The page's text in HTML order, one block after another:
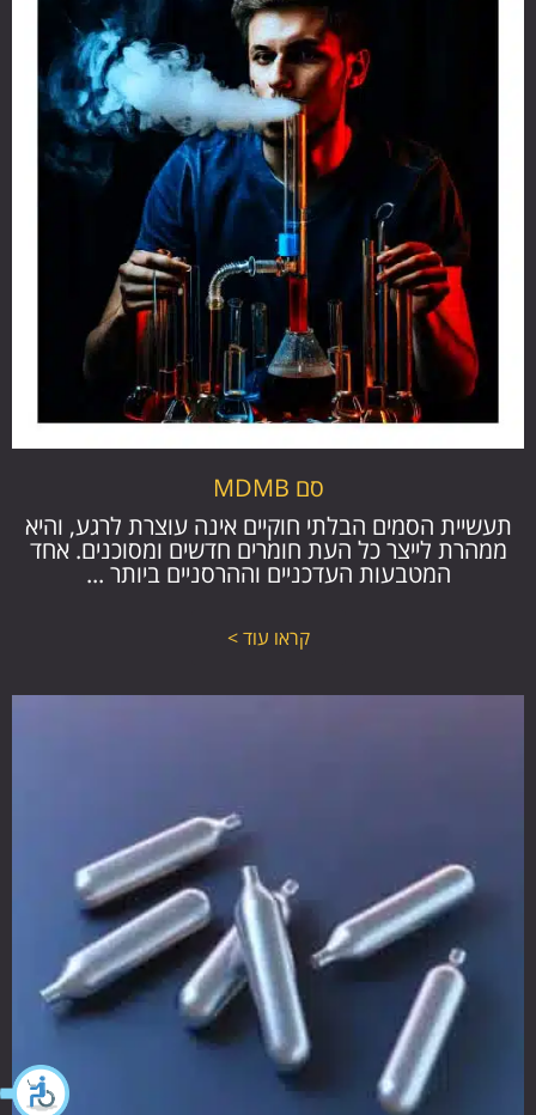
סם MDMB
תעשיית הסמים הבלתי חוקיים אינה עוצרת לרגע, והיא
ממהרת לייצר כל העת חומרים חדשים ומסוכנים. אחד
המטבעות העדכניים וההרסניים ביותר ...
קראו עוד >